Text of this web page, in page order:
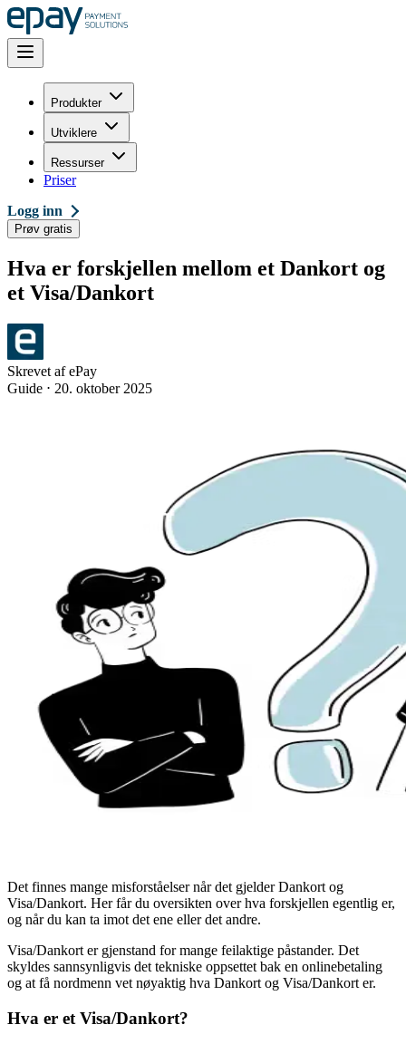
Produkter
Utviklere
Ressurser
Priser
Logg inn
Prøv gratis
Hva er forskjellen mellom et Dankort og
et Visa/Dankort
Skrevet af ePay
Guide ⋅ 20. oktober 2025
Det finnes mange misforståelser når det gjelder Dankort og
Visa/Dankort. Her får du oversikten over hva forskjellen egentlig er,
og når du kan ta imot det ene eller det andre.
Visa/Dankort er gjenstand for mange feilaktige påstander. Det
skyldes sannsynligvis det tekniske oppsettet bak en onlinebetaling
og at få nordmenn vet nøyaktig hva Dankort og Visa/Dankort er.
Hva er et Visa/Dankort?